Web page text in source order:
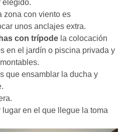
elegido.
zona con viento es
unos anclajes extra.
con trípode la colocación
en el jardín o piscina privada y
que ensamblar la ducha y
en el que llegue la toma